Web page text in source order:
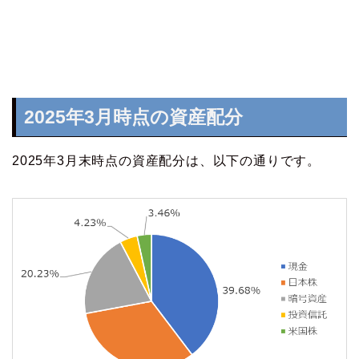
2025年3月時点の資産配分
2025年3月末時点の資産配分は、以下の通りです。